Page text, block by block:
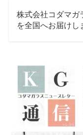
株式会社コダマガ
を全国へお届けし